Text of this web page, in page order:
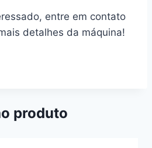
entre em contato
detalhes da máquina!
produto